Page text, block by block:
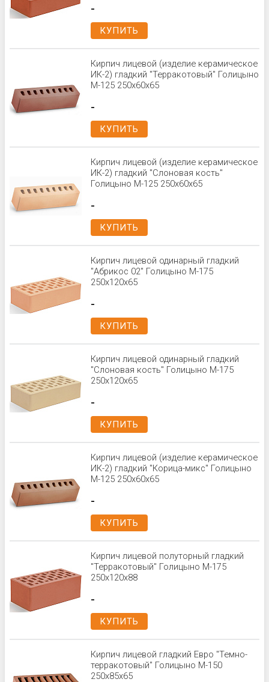
-
КУПИТЬ
Кирпич лицевой (изделие керамическое
ИК-2) гладкий "Терракотовый" Голицыно
М-125 250х60х65
-
КУПИТЬ
Кирпич лицевой (изделие керамическое
ИК-2) гладкий "Слоновая кость"
Голицыно М-125 250х60х65
-
КУПИТЬ
Кирпич лицевой одинарный гладкий
"Абрикос 02" Голицыно М-175
250x120x65
-
КУПИТЬ
Кирпич лицевой одинарный гладкий
"Слоновая кость" Голицыно М-175
250x120x65
-
КУПИТЬ
Кирпич лицевой (изделие керамическое
ИК-2) гладкий "Корица-микс" Голицыно
М-125 250х60х65
-
КУПИТЬ
Кирпич лицевой полуторный гладкий
"Терракотовый" Голицыно М-175
250x120x88
-
КУПИТЬ
Кирпич лицевой гладкий Евро "Темно-
терракотовый" Голицыно М-150
250х85х65